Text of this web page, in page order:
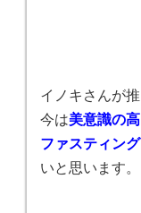
イノキさんが
今は美意識の
ファスティン
いと思います。